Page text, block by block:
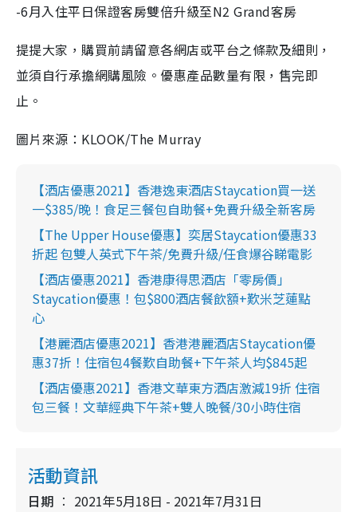
-6月入住平日保證客房雙倍升級至N2 Grand客房
提提大家，購買前請留意各網店或平台之條款及細則，
並須自行承擔網購風險。優惠產品數量有限，售完即
止。
圖片來源：KLOOK/The Murray
【酒店優惠2021】香港逸東酒店Staycation買一送
一$385/晚！食足三餐包自助餐+免費升級全新客房
【The Upper House優惠】奕居Staycation優惠33
折起 包雙人英式下午茶/免費升級/任食爆谷睇電影
【酒店優惠2021】香港康得思酒店「零房價」
Staycation優惠！包$800酒店餐飲額+歎米芝蓮點
心
【港麗酒店優惠2021】香港港麗酒店Staycation優
惠37折！住宿包4餐歎自助餐+下午茶人均$845起
【酒店優惠2021】香港文華東方酒店激減19折 住宿
包三餐！文華經典下午茶+雙人晚餐/30小時住宿
活動資訊
日期 2021年5月18日 - 2021年7月31日